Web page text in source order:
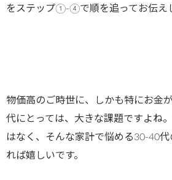
をステップ①-④で順を追ってお伝え
物価高のご時世に、しかも特にお金
代にとっては、大きな課題ですよね
はなく、そんな家計で悩める30-40
れば嬉しいです。